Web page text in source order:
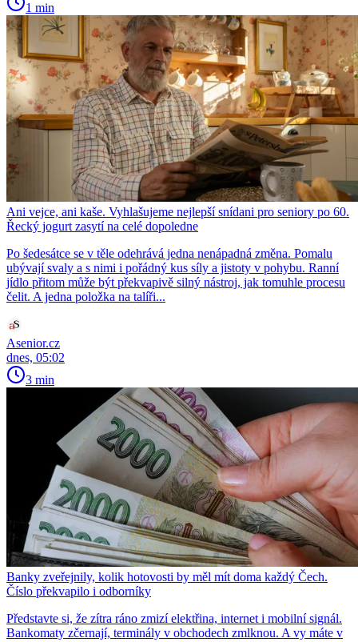
1 min
Ani vejce, ani kaše. Vyhlašujeme nejlepší snídani pro seniory po 60.
Řecký jogurt zasytí na celé dopoledne
Po šedesátce se v těle odehrává jedna nenápadná změna. Pomalu
ubývají svaly a s nimi i pořádný kus síly a jistoty v pohybu. Ranní
jídlo přitom může být překvapivě silný nástroj, jak tomuhle procesu
čelit. A jedna položka na talíři...
Asenior.cz
dnes, 05:02
3 min
Banky zveřejnily, kolik hotovosti by měl mít doma každý Čech.
Číslo překvapilo i odborníky
Představte si, že zítra ráno zmizí elektřina, internet i mobilní signál.
Bankomaty zčernají, terminály v obchodech zmlknou. A vy máte v